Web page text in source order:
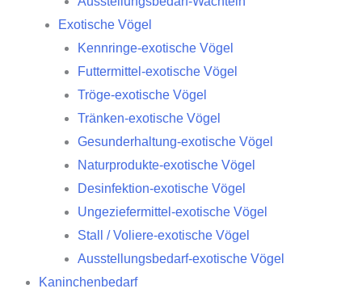
Exotische Vögel
Kennringe-exotische Vögel
Futtermittel-exotische Vögel
Tröge-exotische Vögel
Tränken-exotische Vögel
Gesunderhaltung-exotische Vögel
Naturprodukte-exotische Vögel
Desinfektion-exotische Vögel
Ungeziefermittel-exotische Vögel
Stall / Voliere-exotische Vögel
Ausstellungsbedarf-exotische Vögel
Kaninchenbedarf